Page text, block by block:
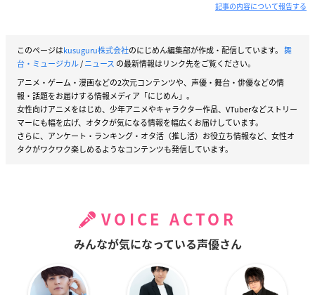
記事の内容について報告する
このページはkusuguru株式会社のにじめん編集部が作成・配信しています。 舞
台・ミュージカル/ニュース の最新情報はリンク先をご覧ください。
アニメ・ゲーム・漫画などの2次元コンテンツや、声優・舞台・俳優などの情
報・話題をお届けする情報メディア「にじめん」。
女性向けアニメをはじめ、少年アニメやキャラクター作品、VTuberなどストリー
マーにも幅を広げ、オタクが気になる情報を幅広くお届けしています。
さらに、アンケート・ランキング・オタ活（推し活）お役立ち情報など、女性オ
タクがワクワク楽しめるようなコンテンツも発信しています。
VOICE ACTOR
みんなが気になっている声優さん